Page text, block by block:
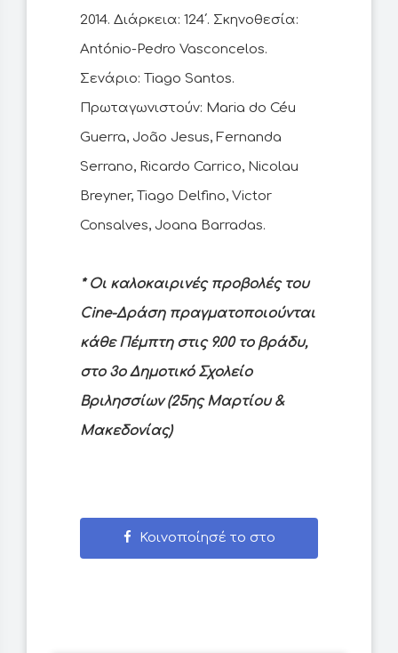
2014. Διάρκεια: 124΄. Σκηνοθεσία:
António-Pedro Vasconcelos.
Σενάριο: Tiago Santos.
Πρωταγωνιστούν: Maria do Céu
Guerra, João Jesus, Fernanda
Serrano, Ricardo Carrico, Nicolau
Breyner, Tiago Delfino, Victor
Consalves, Joana Barradas.
* Οι καλοκαιρινές προβολές του
Cine-Δράση πραγματοποιούνται
κάθε Πέμπτη στις 9.00 το βράδυ,
στο 3ο Δημοτικό Σχολείο
Βριλησσίων (25ης Μαρτίου &
Μακεδονίας)
Κοινοποίησέ το στο